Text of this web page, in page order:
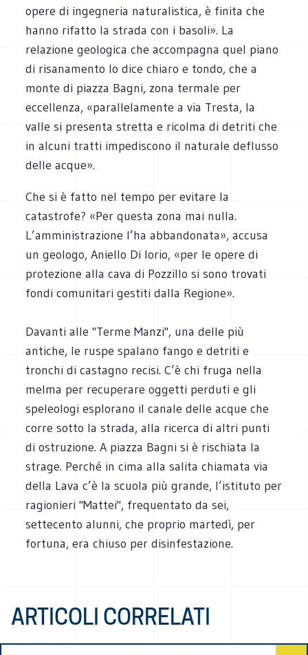
opere di ingegneria naturalistica, è finita che
hanno rifatto la strada con i basoli». La
relazione geologica che accompagna quel piano
di risanamento lo dice chiaro e tondo, che a
monte di piazza Bagni, zona termale per
eccellenza, «parallelamente a via Tresta, la
valle si presenta stretta e ricolma di detriti che
in alcuni tratti impediscono il naturale deflusso
delle acque».
Che si è fatto nel tempo per evitare la
catastrofe? «Per questa zona mai nulla.
L’amministrazione l’ha abbandonata», accusa
un geologo, Aniello Di Iorio, «per le opere di
protezione alla cava di Pozzillo si sono trovati
fondi comunitari gestiti dalla Regione».
Davanti alle "Terme Manzi", una delle più
antiche, le ruspe spalano fango e detriti e
tronchi di castagno recisi. C’è chi fruga nella
melma per recuperare oggetti perduti e gli
speleologi esplorano il canale delle acque che
corre sotto la strada, alla ricerca di altri punti
di ostruzione. A piazza Bagni si è rischiata la
strage. Perché in cima alla salita chiamata via
della Lava c’è la scuola più grande, l’istituto per
ragionieri "Mattei", frequentato da sei,
settecento alunni, che proprio martedì, per
fortuna, era chiuso per disinfestazione.
ARTICOLI CORRELATI